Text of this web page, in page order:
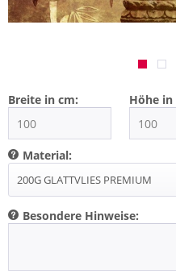
Breite in cm: Höhe in
Material:
Besondere Hinweise: